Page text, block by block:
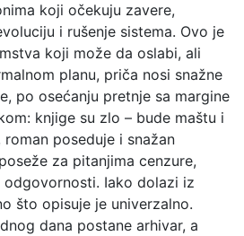
koji očekuju zavere,
i rušenje sistema. Ovo je
koji može da oslabi, ali
planu, priča nosi snažne
po osećanju pretnje sa margine
knjige su zlo – bude maštu i
poseduje i snažan
za pitanjima cenzure,
Iako dolazi iz
što opisuje je univerzalno.
dana postane arhivar, a